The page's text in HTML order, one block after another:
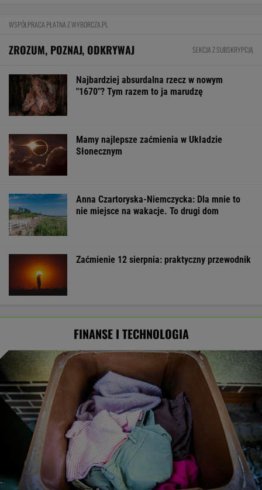
WSPÓŁPRACA PŁATNA Z WYBORCZA.PL
ZROZUM, POZNAJ, ODKRYWAJ SEKCJA Z SUBSKRYPCJĄ
Najbardziej absurdalna rzecz w nowym
"1670"? Tym razem to ja marudzę
Mamy najlepsze zaćmienia w Układzie
Słonecznym
Anna Czartoryska-Niemczycka: Dla mnie to
nie miejsce na wakacje. To drugi dom
Zaćmienie 12 sierpnia: praktyczny przewodnik
FINANSE I TECHNOLOGIA